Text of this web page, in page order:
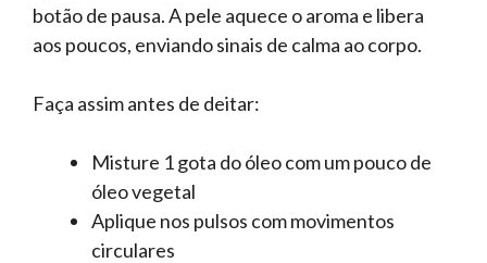
botão de pausa. A pele aquece o aroma e libera
aos poucos, enviando sinais de calma ao corpo.
Faça assim antes de deitar:
Misture 1 gota do óleo com um pouco de
óleo vegetal
Aplique nos pulsos com movimentos
circulares